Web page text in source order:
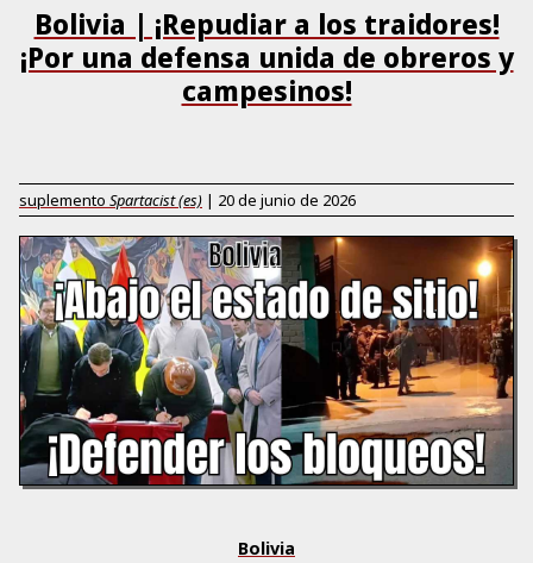
Bolivia | ¡Repudiar a los traidores!
¡Por una defensa unida de obreros y
campesinos!
suplemento Spartacist (es) | 20 de junio de 2026
Bolivia